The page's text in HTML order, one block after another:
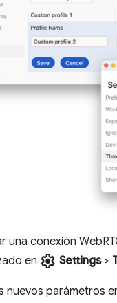
una conexión
en settings Settings>
nuevos parámetros